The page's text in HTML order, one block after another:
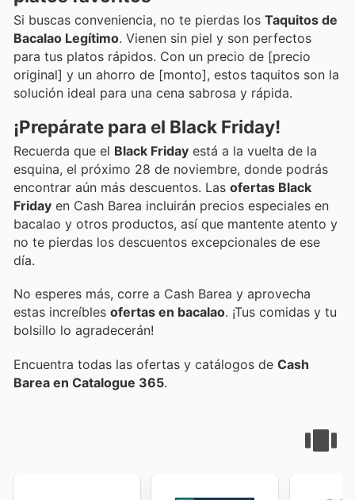
Si buscas conveniencia, no te pierdas los Taquitos de
Bacalao Legítimo. Vienen sin piel y son perfectos
para tus platos rápidos. Con un precio de [precio
original] y un ahorro de [monto], estos taquitos son la
solución ideal para una cena sabrosa y rápida.
¡Prepárate para el Black Friday!
Recuerda que el Black Friday está a la vuelta de la
esquina, el próximo 28 de noviembre, donde podrás
encontrar aún más descuentos. Las ofertas Black
Friday en Cash Barea incluirán precios especiales en
bacalao y otros productos, así que mantente atento y
no te pierdas los descuentos excepcionales de ese
día.
No esperes más, corre a Cash Barea y aprovecha
estas increíbles ofertas en bacalao. ¡Tus comidas y tu
bolsillo lo agradecerán!
Encuentra todas las ofertas y catálogos de Cash
Barea en Catalogue 365.